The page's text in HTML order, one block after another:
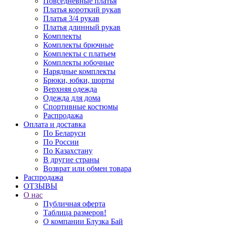
Платья короткий рукав
Платья 3/4 рукав
Платья длинный рукав
Комплекты
Комплекты брючные
Комплекты с платьем
Комплекты юбочные
Нарядные комплекты
Брюки, юбки, шорты
Верхняя одежда
Одежда для дома
Спортивные костюмы
Распродажа
Оплата и доставка
По Беларуси
По России
По Казахстану
В другие страны
Возврат или обмен товара
Распродажа
ОТЗЫВЫ
О нас
Публичная оферта
Таблица размеров!
О компании Блузка Бай